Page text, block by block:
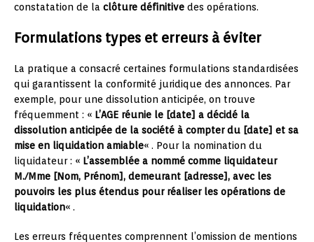
constatation de la clôture définitive des opérations.
Formulations types et erreurs à éviter
La pratique a consacré certaines formulations standardisées
qui garantissent la conformité juridique des annonces. Par
exemple, pour une dissolution anticipée, on trouve
fréquemment : « L’AGE réunie le [date] a décidé la
dissolution anticipée de la société à compter du [date] et sa
mise en liquidation amiable« . Pour la nomination du
liquidateur : « L’assemblée a nommé comme liquidateur
M./Mme [Nom, Prénom], demeurant [adresse], avec les
pouvoirs les plus étendus pour réaliser les opérations de
liquidation« .
Les erreurs fréquentes comprennent l’omission de mentions